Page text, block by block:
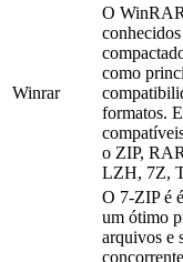
Winrar
O
como
formatos.
o ZIP,
LZH, 7Z,
O 7-ZIP é
um ótimo
arquivos e